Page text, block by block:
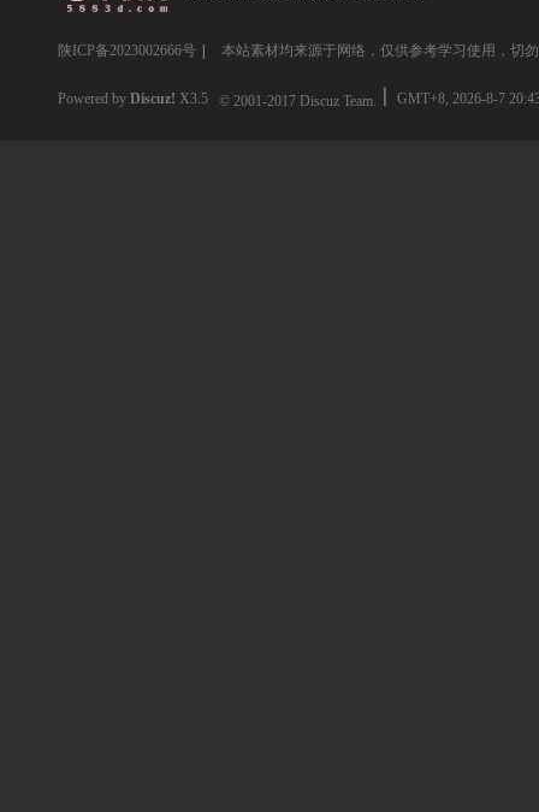
陕ICP备2023002666号 本站素材均来源于网络，仅供参考学习使用，切
Powered by Discuz! X3.5 © 2001-2017 Discuz Team. GMT+8, 2026-8-7